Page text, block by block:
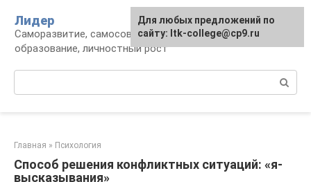
контенту
Лидер
Саморазвитие, самосовершенствование,
образование, личностный рост
Главная » Психология
Способ решения конфликтных ситуаций: «я-
высказывания»
Для любых предложений по
сайту: ltk-college@cp9.ru